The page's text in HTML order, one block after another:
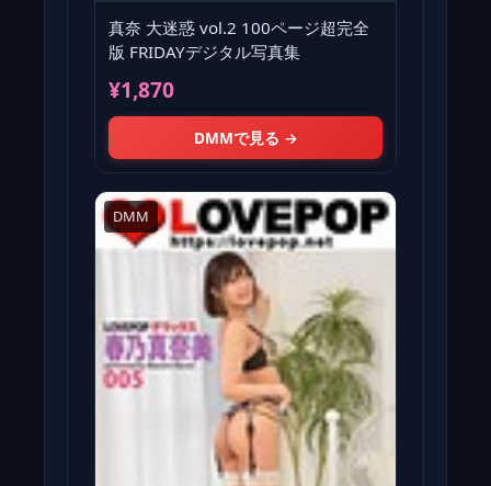
真奈 大迷惑 vol.2 100ページ超完全
版 FRIDAYデジタル写真集
¥1,870
DMMで見る →
DMM